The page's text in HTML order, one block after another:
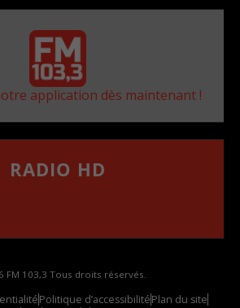
application dès maintenant !
RADIO HD
FM 103,3 Tous droits réservés.
Politique d’accessibilitéPlan du site